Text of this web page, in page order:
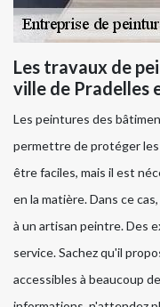
Les travaux de
ville de Pradelles
Les peintures des
permettre de protéger
être faciles, mais il est
en la matière. Dans ce
à un artisan peintre. Des
service. Sachez qu'il
accessibles à beaucoup